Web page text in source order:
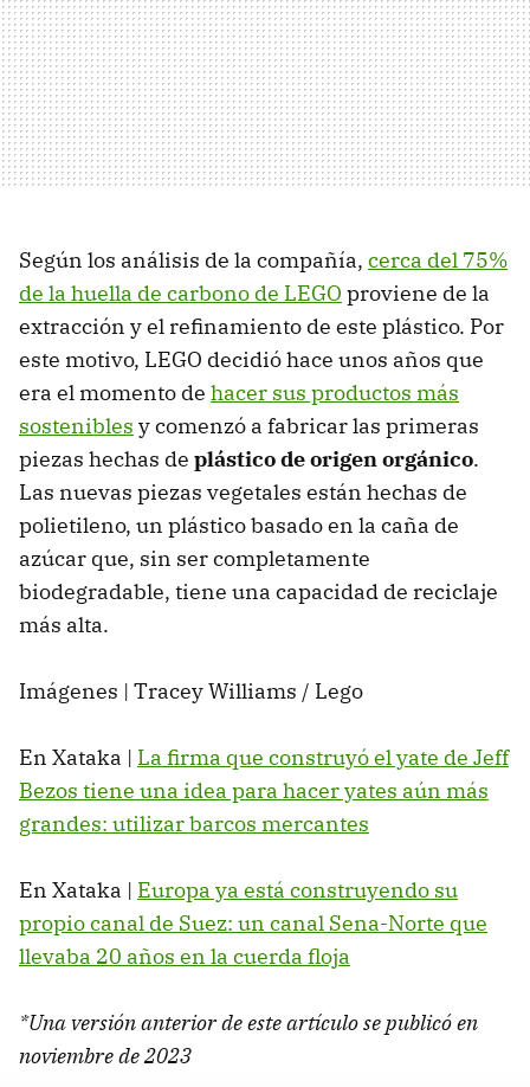
Según los análisis de la compañía, cerca del 75%
de la huella de carbono de LEGO proviene de la
extracción y el refinamiento de este plástico. Por
este motivo, LEGO decidió hace unos años que
era el momento de hacer sus productos más
sostenibles y comenzó a fabricar las primeras
piezas hechas de plástico de origen orgánico.
Las nuevas piezas vegetales están hechas de
polietileno, un plástico basado en la caña de
azúcar que, sin ser completamente
biodegradable, tiene una capacidad de reciclaje
más alta.
Imágenes | Tracey Williams / Lego
En Xataka | La firma que construyó el yate de Jeff
Bezos tiene una idea para hacer yates aún más
grandes: utilizar barcos mercantes
En Xataka | Europa ya está construyendo su
propio canal de Suez: un canal Sena-Norte que
llevaba 20 años en la cuerda floja
*Una versión anterior de este artículo se publicó en
noviembre de 2023